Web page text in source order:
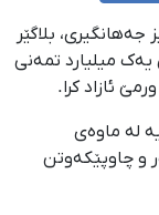
بەفرانباری ١٤٠٤، چەنگیز جەهانگیری، بلاگێر
یەک میلیارد تمەنی
ئازاد کرا.
لە ماوەی
و چاوپێکەوتن